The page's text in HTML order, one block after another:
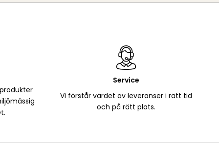
Service
Vi förstår värdet av leveranser i rätt tid
och på rätt plats.